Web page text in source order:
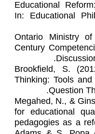
Educational
In: Educational
[4] Ontario Ministry
Century
[5] Brookfield, S.
Thinking: Tools
Question
[6] Megahed, N., &
for educational
pedagogies as a